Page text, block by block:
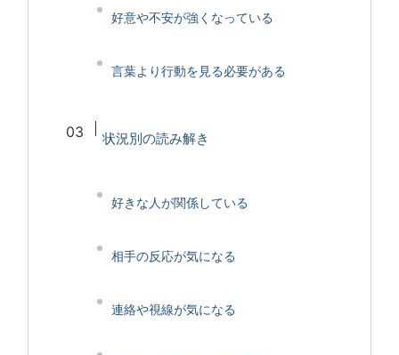
好意や不安が強くなっている
言葉より行動を見る必要がある
状況別の読み解き
好きな人が関係している
相手の反応が気になる
連絡や視線が気になる